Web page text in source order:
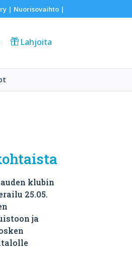
| Nuorisovaihto|
Lahjoita
klubin
25.05.
ja